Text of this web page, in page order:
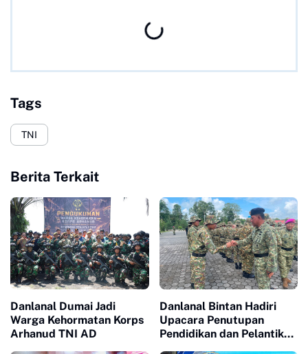
Tags
TNI
Berita Terkait
Danlanal Dumai Jadi
Warga Kehormatan Korps
Arhanud TNI AD
Danlanal Bintan Hadiri
Upacara Penutupan
Pendidikan dan Pelantikan